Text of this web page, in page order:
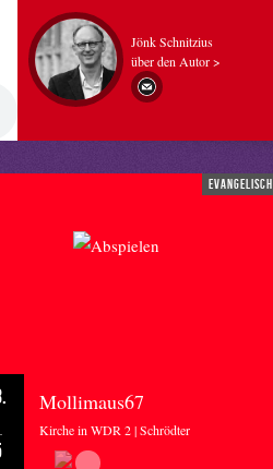
Jönk Schnitzius
über den Autor >
evangelisch
Mollimaus67
Kirche in WDR 2 | Schrödter